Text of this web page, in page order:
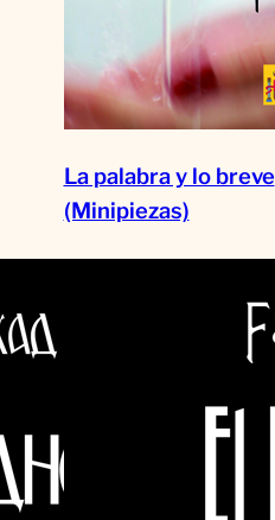
La palabra y lo breve
(Minipiezas)